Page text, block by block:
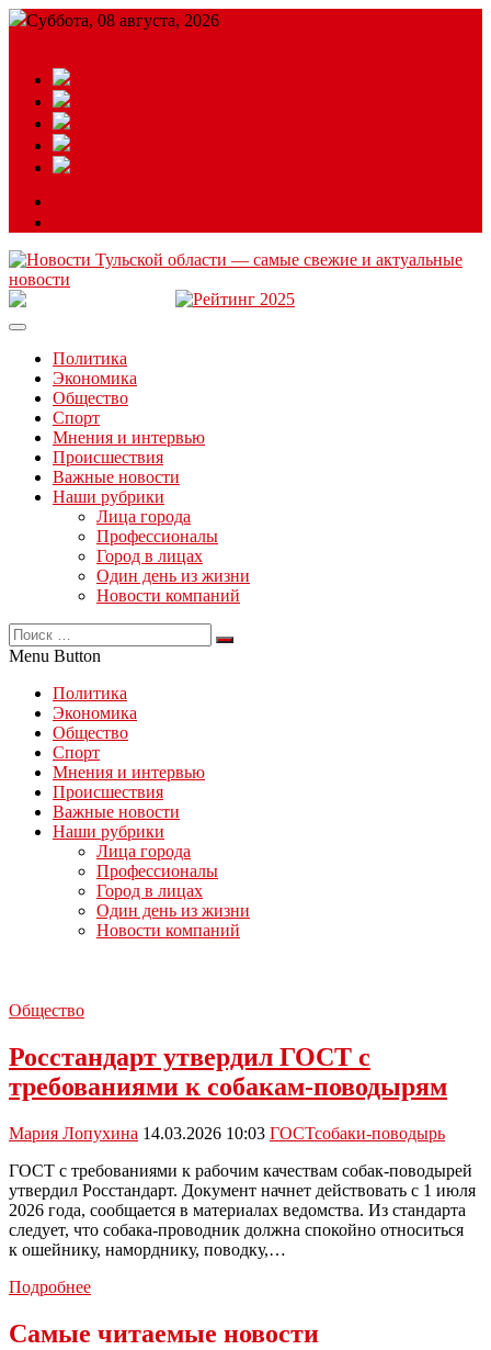
Суббота, 08 августа, 2026
Читайте последние новости дня в Тульской области на сайте
Политика
Экономика
Общество
Спорт
Мнения и интервью
Происшествия
Важные новости
Наши рубрики
Лица города
Профессионалы
Город в лицах
Один день из жизни
Новости компаний
Menu Button
Политика
Экономика
Общество
Спорт
Мнения и интервью
Происшествия
Важные новости
Наши рубрики
Лица города
Профессионалы
Город в лицах
Один день из жизни
Новости компаний
Общество
Росстандарт утвердил ГОСТ с
требованиями к собакам-поводырям
Мария Лопухина 14.03.2026 10:03 ГОСТсобаки-поводырь
ГОСТ с требованиями к рабочим качествам собак-поводырей
утвердил Росстандарт. Документ начнет действовать с 1 июля
2026 года, сообщается в материалах ведомства. Из стандарта
следует, что собака-проводник должна спокойно относиться
к ошейнику, наморднику, поводку,…
ПодробнееРосстандарт
Самые читаемые новости